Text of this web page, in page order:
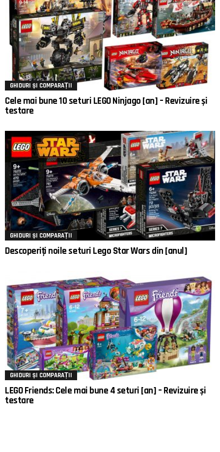
GHIDURI ȘI COMPARAȚII
Cele mai bune 10 seturi LEGO Ninjago [an] – Revizuire și
testare
GHIDURI ȘI COMPARAȚII
Descoperiți noile seturi Lego Star Wars din [anul]
GHIDURI ȘI COMPARAȚII
LEGO Friends: Cele mai bune 4 seturi [an] – Revizuire și
testare